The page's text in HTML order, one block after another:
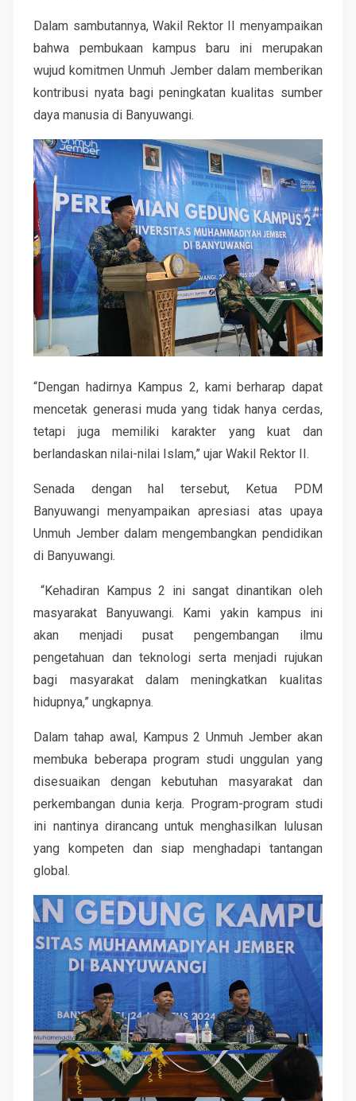
Dalam sambutannya, Wakil Rektor II menyampaikan
bahwa pembukaan kampus baru ini merupakan
wujud komitmen Unmuh Jember dalam memberikan
kontribusi nyata bagi peningkatan kualitas sumber
daya manusia di Banyuwangi.
“Dengan hadirnya Kampus 2, kami berharap dapat
mencetak generasi muda yang tidak hanya cerdas,
tetapi juga memiliki karakter yang kuat dan
berlandaskan nilai-nilai Islam,” ujar Wakil Rektor II.
Senada dengan hal tersebut, Ketua PDM
Banyuwangi menyampaikan apresiasi atas upaya
Unmuh Jember dalam mengembangkan pendidikan
di Banyuwangi.
“Kehadiran Kampus 2 ini sangat dinantikan oleh
masyarakat Banyuwangi. Kami yakin kampus ini
akan menjadi pusat pengembangan ilmu
pengetahuan dan teknologi serta menjadi rujukan
bagi masyarakat dalam meningkatkan kualitas
hidupnya,” ungkapnya.
Dalam tahap awal, Kampus 2 Unmuh Jember akan
membuka beberapa program studi unggulan yang
disesuaikan dengan kebutuhan masyarakat dan
perkembangan dunia kerja. Program-program studi
ini nantinya dirancang untuk menghasilkan lulusan
yang kompeten dan siap menghadapi tantangan
global.